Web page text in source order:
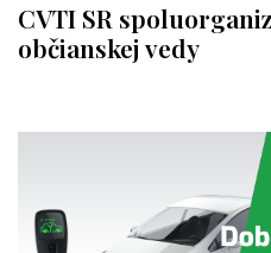
CVTI SR
občianskej vedy